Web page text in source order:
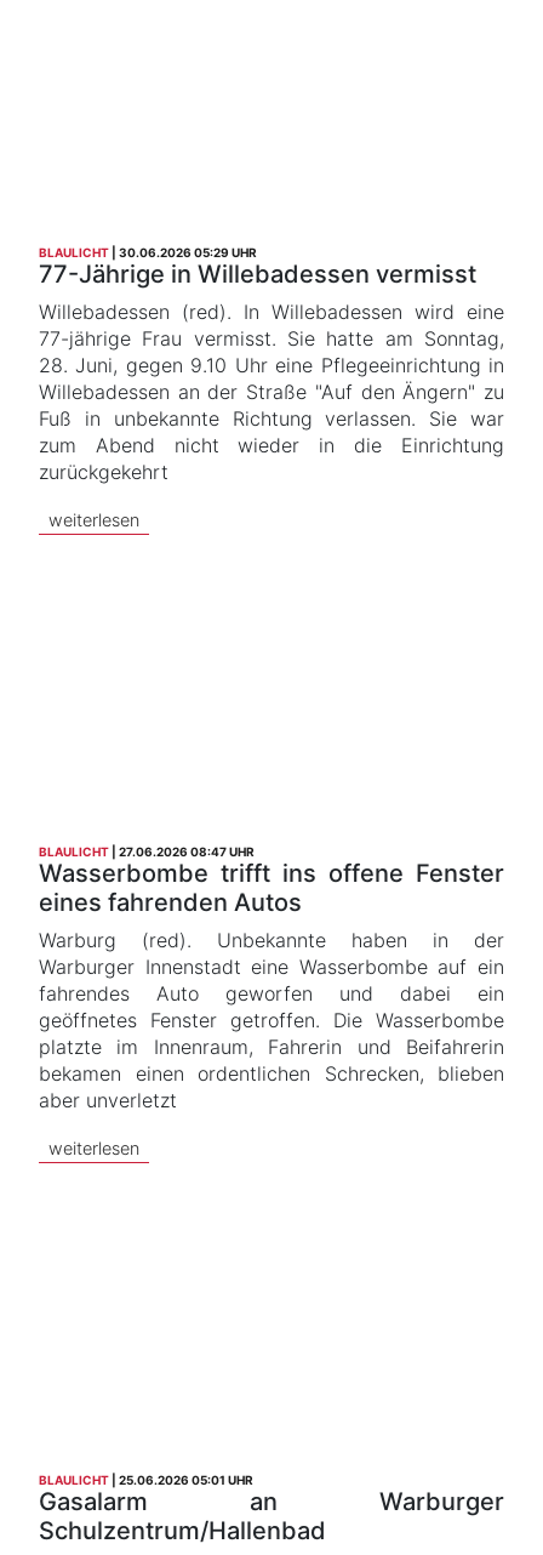
BLAULICHT 30.06.2026 05:29 UHR
77-Jährige in Willebadessen vermisst
Willebadessen (red). In Willebadessen wird eine
77-jährige Frau vermisst. Sie hatte am Sonntag,
28. Juni, gegen 9.10 Uhr eine Pflegeeinrichtung in
Willebadessen an der Straße "Auf den Ängern" zu
Fuß in unbekannte Richtung verlassen. Sie war
zum Abend nicht wieder in die Einrichtung
zurückgekehrt
weiterlesen
BLAULICHT 27.06.2026 08:47 UHR
Wasserbombe trifft ins offene Fenster
eines fahrenden Autos
Warburg (red). Unbekannte haben in der
Warburger Innenstadt eine Wasserbombe auf ein
fahrendes Auto geworfen und dabei ein
geöffnetes Fenster getroffen. Die Wasserbombe
platzte im Innenraum, Fahrerin und Beifahrerin
bekamen einen ordentlichen Schrecken, blieben
aber unverletzt
weiterlesen
BLAULICHT 25.06.2026 05:01 UHR
Gasalarm an Warburger
Schulzentrum/Hallenbad